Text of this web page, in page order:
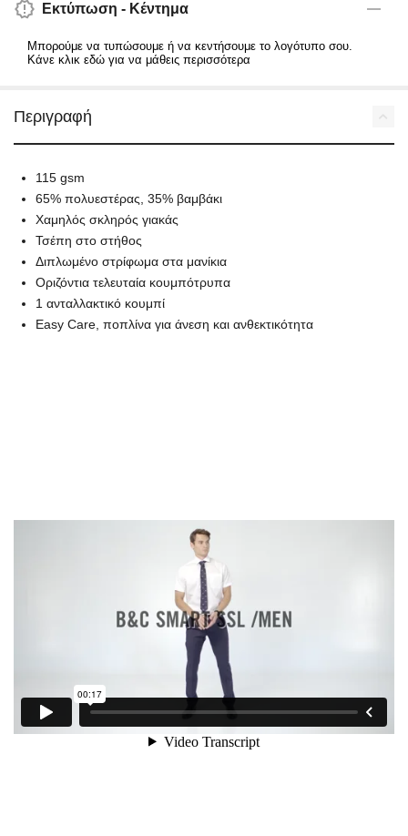
Εκτύπωση - Κέντημα
Μπορούμε να τυπώσουμε ή να κεντήσουμε το λογότυπο σου.
Κάνε κλικ εδώ για να μάθεις περισσότερα
Περιγραφή
115 gsm
65% πολυεστέρας, 35% βαμβάκι
Χαμηλός σκληρός γιακάς
Τσέπη στο στήθος
Διπλωμένο στρίφωμα στα μανίκια
Οριζόντια τελευταία κουμπότρυπα
1 ανταλλακτικό κουμπί
Easy Care, ποπλίνα για άνεση και ανθεκτικότητα